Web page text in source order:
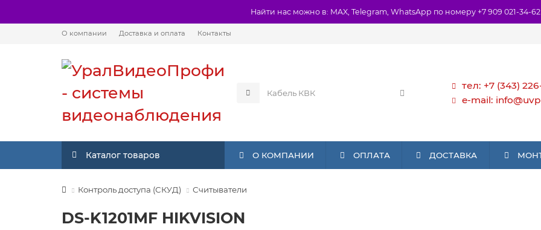
Найти нас можно в: MAX, Telegram, WhatsApp по номеру +7 909 021-34-62
О компании Доставка и оплата Контакты
тел: +7 (343)
e-mail:
Каталог товаров О КОМПАНИИ ОПЛАТА ДОСТАВКА
Контроль доступа (СКУД) Считыватели
DS-K1201MF HIKVISION